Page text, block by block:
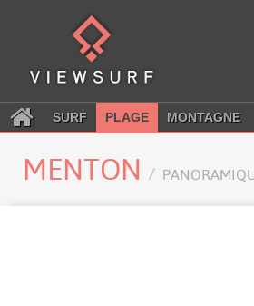
SURF PLAGE MONTAGNE
MENTON